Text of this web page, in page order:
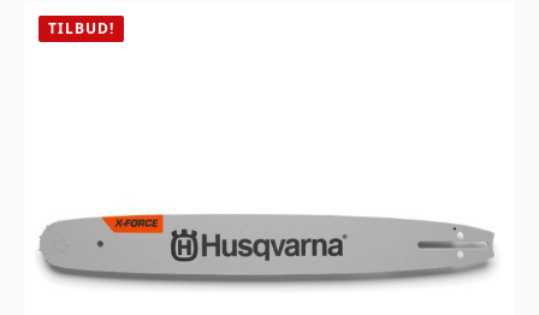
TILBUD!